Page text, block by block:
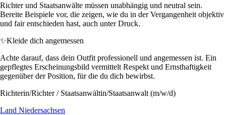
Richter und Staatsanwälte müssen unabhängig und neutral sein.
Bereite Beispiele vor, die zeigen, wie du in der Vergangenheit objektiv
und fair entschieden hast, auch unter Druck.
✨Kleide dich angemessen
Achte darauf, dass dein Outfit professionell und angemessen ist. Ein
gepflegtes Erscheinungsbild vermittelt Respekt und Ernsthaftigkeit
gegenüber der Position, für die du dich bewirbst.
Richterin/Richter / Staatsanwältin/Staatsanwalt (m/w/d)
Land Niedersachsen